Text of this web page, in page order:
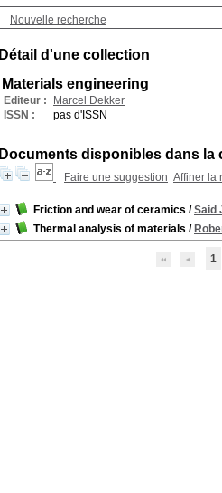
Nouvelle recherche
Détail d'une collection
Materials engineering
Editeur :
Marcel Dekker
ISSN :
pas d'ISSN
Documents disponibles dans la
Faire une suggestion Affiner la
Friction and wear of ceramics /Said
Thermal analysis of materials /
1